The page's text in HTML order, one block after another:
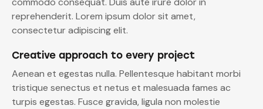
reprehenderit. Lorem ipsum dolor sit amet,
consectetur adipiscing elit.
Creative approach to every project
Aenean et egestas nulla. Pellentesque habitant morbi
tristique senectus et netus et malesuada fames ac
turpis egestas. Fusce gravida, ligula non molestie